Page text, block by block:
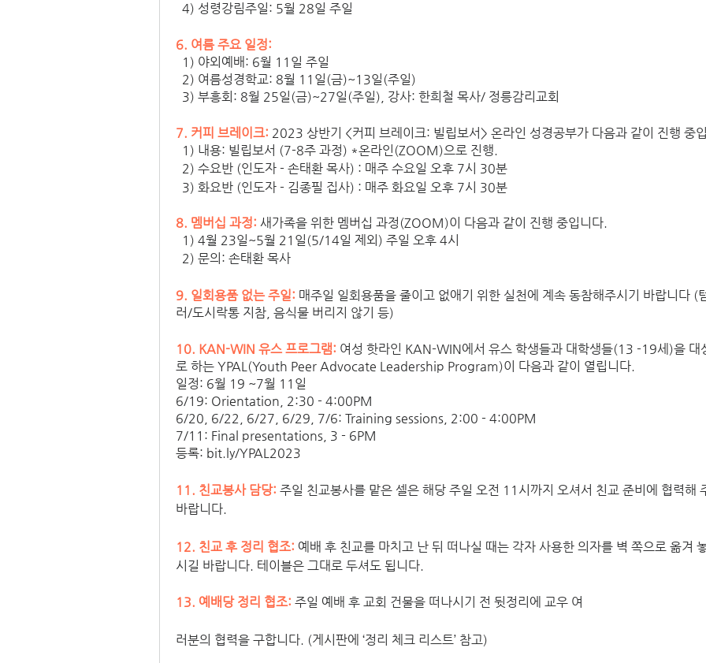
  4) 성령강림주일: 5월 28일 주일
6. 여름 주요 일정:
  1) 야외예배: 6월 11일 주일
  2) 여름성경학교: 8월 11일(금)~13일(주일)
  3) 부흥회: 8월 25일(금)~27일(주일), 강사: 한희철 목사/ 정릉감리교회
7. 커피 브레이크: 2023 상반기 <커피 브레이크: 빌립보서> 온라인 성경공부가 다음과 같이 진행 중
  1) 내용: 빌립보서 (7-8주 과정) *온라인(ZOOM)으로 진행.
  2) 수요반 (인도자 - 손태환 목사) : 매주 수요일 오후 7시 30분
  3) 화요반 (인도자 - 김종필 집사) : 매주 화요일 오후 7시 30분
8. 멤버십 과정: 새가족을 위한 멤버십 과정(ZOOM)이 다음과 같이 진행 중입니다.
  1) 4월 23일~5월 21일(5/14일 제외) 주일 오후 4시
  2) 문의: 손태환 목사
9. 일회용품 없는 주일: 매주일 일회용품을 줄이고 없애기 위한 실천에 계속 동참해주시기 바랍니다 (
러/도시락통 지참, 음식물 버리지 않기 등)
10. KAN-WIN 유스 프로그램: 여성 핫라인 KAN-WIN에서 유스 학생들과 대학생들(13 -19세)을 대
로 하는 YPAL(Youth Peer Advocate Leadership Program)이 다음과 같이 열립니다.
일정: 6월 19 ~7월 11일
6/19: Orientation, 2:30 - 4:00PM
6/20, 6/22, 6/27, 6/29, 7/6: Training sessions, 2:00 - 4:00PM
7/11: Final presentations, 3 - 6PM
등록: bit.ly/YPAL2023
11. 친교봉사 담당: 주일 친교봉사를 맡은 셀은 해당 주일 오전 11시까지 오셔서 친교 준비에 협력해
바랍니다.
12. 친교 후 정리 협조: 예배 후 친교를 마치고 난 뒤 떠나실 때는 각자 사용한 의자를 벽 쪽으로 옮겨
시길 바랍니다. 테이블은 그대로 두셔도 됩니다.
13. 예배당 정리 협조: 주일 예배 후 교회 건물을 떠나시기 전 뒷정리에 교우 여
러분의 협력을 구합니다. (게시판에 ‘정리 체크 리스트’ 참고)